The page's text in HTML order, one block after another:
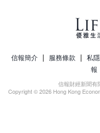
信報簡介 | 服務條款 | 私
報
信報財經新聞有
Copyright © 2026 Hong Kong